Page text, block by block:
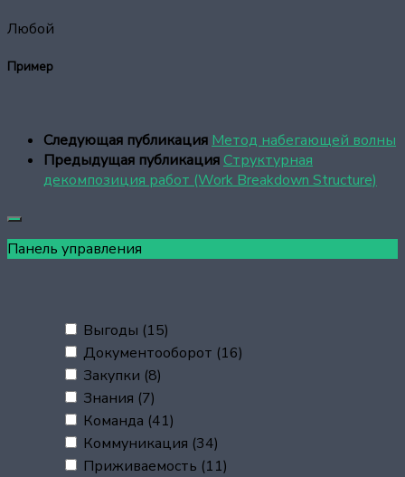
Любой
Пример
Следующая публикация Метод набегающей волны
Предыдущая публикацияСтруктурная
декомпозиция работ (Work Breakdown Structure)
Панель управления
Выгоды (15)
Документооборот (16)
Закупки (8)
Знания (7)
Команда (41)
Коммуникация (34)
Приживаемость (11)